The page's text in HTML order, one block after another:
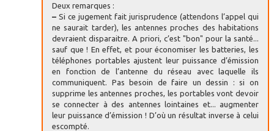
Deux remarques :
– Si ce jugement fait jurisprudence (attendons l’appel qui
ne saurait tarder), les antennes proches des habitations
devraient disparaitre. A priori, c’est "bon" pour la santé...
sauf que ! En effet, et pour économiser les batteries, les
téléphones portables ajustent leur puissance d’émission
en fonction de l’antenne du réseau avec laquelle ils
communiquent. Pas besoin de faire un dessin : si on
supprime les antennes proches, les portables vont devoir
se connecter à des antennes lointaines et... augmenter
leur puissance d’émission ! D’où un résultat inverse à celui
escompté.